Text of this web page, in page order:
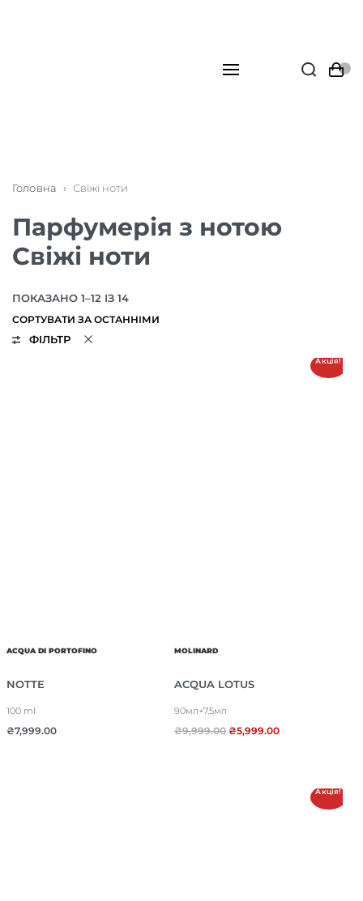
Головна › Свіжі ноти
Парфумерія з нотою
Свіжі ноти
ПОКАЗАНО 1–12 ІЗ 14
ФІЛЬТР
ACQUA DI PORTOFINO
NOTTE
100 ml
₴7,999.00
Акція!
MOLINARD
ACQUA LOTUS
90мл+7,5мл
₴9,999.00 ₴5,999.00
Акція!